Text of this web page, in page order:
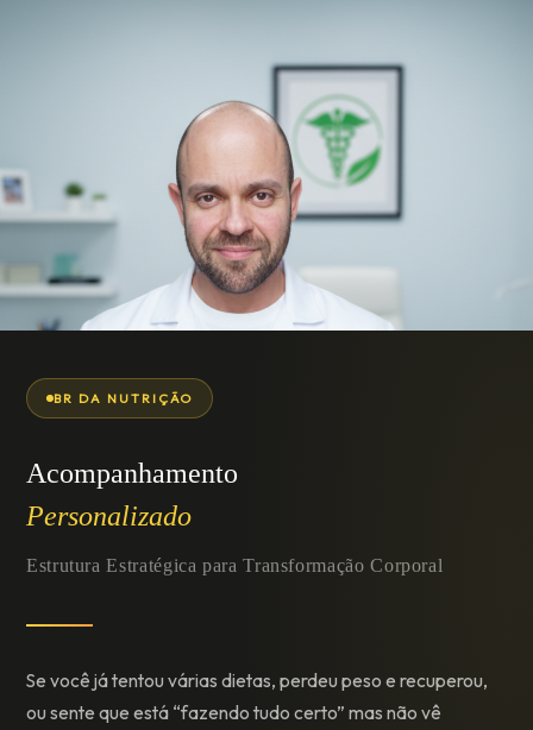
BR DA NUTRIÇÃO
Acompanhamento
Personalizado
Estrutura Estratégica para Transformação Corporal
Se você já tentou várias dietas, perdeu peso e recuperou,
ou sente que está “fazendo tudo certo” mas não vê